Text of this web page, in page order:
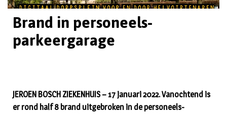
Brand in personeels-
parkeergarage
JEROEN BOSCH ZIEKENHUIS – 17 januari 2022. Vanochtend is
er rond half 8 brand uitgebroken in de personeels-